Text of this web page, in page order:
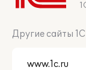
Другие сайты 1С